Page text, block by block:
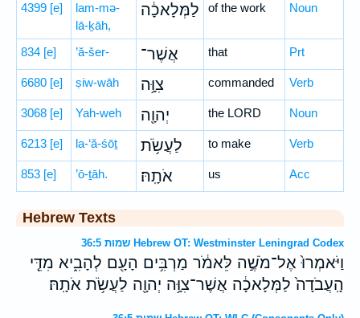
4399 [e]
lam-mə-
lā-ḵāh,
לַמְּלָאכָ֔ה of the work Noun
834 [e] ’ă-šer- אֲשֶׁר־ that Prt
6680 [e] ṣiw-wāh צִוָּ֥ה commanded Verb
3068 [e] Yah-weh יְהוָ֖ה the LORD Noun
6213 [e] la-‘ă-śōṯ לַעֲשֹׂ֥ת to make Verb
853 [e] ’ō-ṯāh. אֹתָֽהּ׃ us Acc
Hebrew Texts
שמות 36:5 Hebrew OT: Westminster Leningrad Codex
וַיֹּאמְרוּ֙ אֶל־מֹשֶׁ֣ה לֵּאמֹ֔ר מַרְבִּ֥ים הָעָ֖ם לְהָבִ֑יא מִדֵּ֤י
הָֽעֲבֹדָה֙ לַמְּלָאכָ֔ה אֲשֶׁר־צִוָּ֥ה יְהוָ֖ה לַעֲשֹׂ֥ת אֹתָֽהּ׃